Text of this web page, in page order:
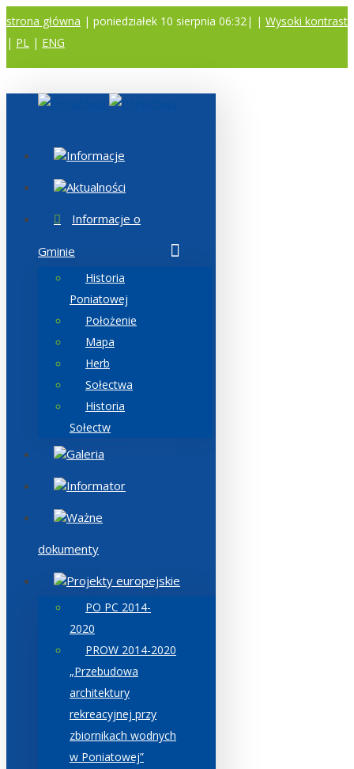
strona główna | poniedziałek 10 sierpnia 06:32| | Wysoki kontrast
| PL | ENG
Informacje
Aktualności
Informacje o
Gminie
Historia
Poniatowej
Położenie
Mapa
Herb
Sołectwa
Historia
Sołectw
Galeria
Informator
Ważne
dokumenty
Projekty europejskie
PO PC 2014-
2020
PROW 2014-2020
„Przebudowa
architektury
rekreacyjnej przy
zbiornikach wodnych
w Poniatowej”